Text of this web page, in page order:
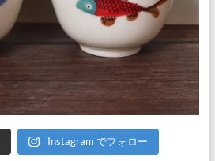
Instagram でフォロー